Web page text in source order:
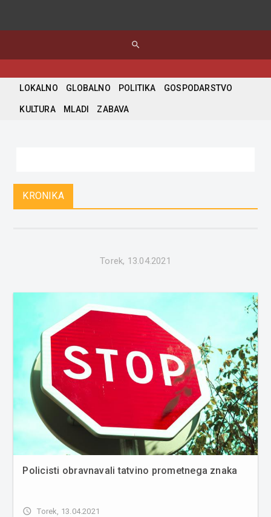
search
LOKALNO GLOBALNO POLITIKA GOSPODARSTVO
KULTURA MLADI ZABAVA
KRONIKA
Torek, 13.04.2021
Policisti obravnavali tatvino prometnega znaka
access_time Torek, 13.04.2021